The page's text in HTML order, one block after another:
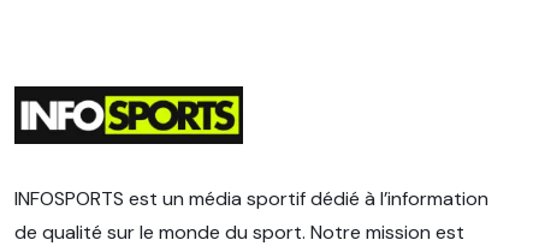
INFOSPORTS est un média sportif dédié à l’information
de qualité sur le monde du sport. Notre mission est